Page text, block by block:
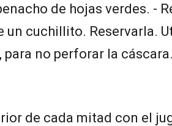
de hojas verdes. -
un cuchillito. Reservarla.
para no perforar la cáscara.
de cada mitad con el